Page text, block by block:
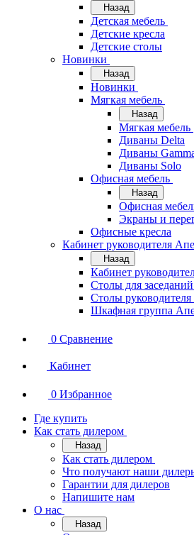
Назад
Детская мебель
Детские кресла
Детские столы
Новинки
Назад
Новинки
Мягкая мебель
Назад
Мягкая мебель
Диваны Delta
Диваны
Диваны Solo
Офисная мебель
Назад
Офисная
Экраны и
Офисные кресла
Кабинет руководителя
Назад
Кабинет
Столы для
Столы
Шкафная группа
0 Сравнение
Кабинет
0 Избранное
Где купить
Как стать дилером
Назад
Как стать дилером
Что получают наши
Гарантии для дилеров
Напишите нам
О нас
Назад